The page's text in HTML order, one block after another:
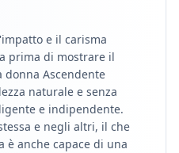
e il carisma
prima di mostrare il
donna Ascendente
naturale e senza
e indipendente.
e negli altri, il che
è anche capace di una